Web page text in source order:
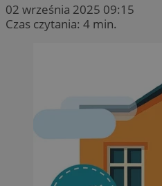
02 września 2025 09:15
Czas czytania: 4 min.